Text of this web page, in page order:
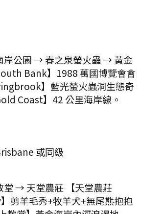
岸公園 → 春之泉螢火蟲 → 黃金
Bank】1988 萬國博覽會會
】藍光螢火蟲洞生態奇
Coast】42 公里海岸線。
或同級
→ 天堂農莊 【天堂農莊
剪羊毛秀+牧羊犬+無尾熊抱抱